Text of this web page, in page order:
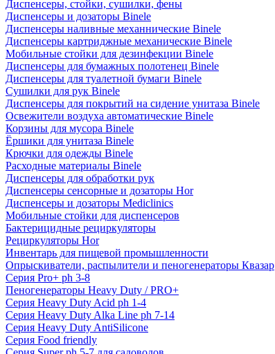
Диспенсеры, стойки, сушилки, фены
Диспенсеры и дозаторы Binele
Диспенсеры наливные механнические Binele
Диспенсеры картриджные механические Binele
Мобильные стойки для дезинфекции Binele
Диспенсеры для бумажных полотенец Binele
Диспенсеры для туалетной бумаги Binele
Сушилки для рук Binele
Диспенсеры для покрытий на сидение унитаза Binele
Освежители воздуха автоматические Binele
Корзины для мусора Binele
Ёршики для унитаза Binele
Крючки для одежды Binele
Расходные материалы Binele
Диспенсеры для обработки рук
Диспенсеры сенсорные и дозаторы Hor
Диспенсеры и дозаторы Mediclinics
Мобильные стойки для диспенсеров
Бактерицидные рециркуляторы
Рециркуляторы Hor
Инвентарь для пищевой промышленности
Опрыскиватели, распылители и пеногенераторы Квазар
Серия Pro+ ph 3-8
Пеногенераторы Heavy Duty / PRO+
Серия Heavy Duty Acid ph 1-4
Серия Heavy Duty Alka Line ph 7-14
Серия Heavy Duty AntiSilicone
Серия Food friendly